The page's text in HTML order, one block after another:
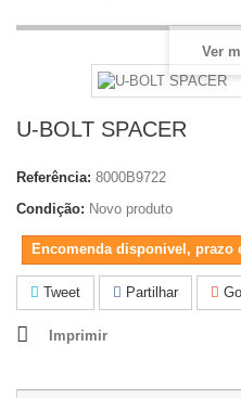
Ver
U-BOLT SPACER
Referência: 8000B9722
Condição: Novo produto
Encomenda disponivel, prazo
Tweet Partilhar
Imprimir